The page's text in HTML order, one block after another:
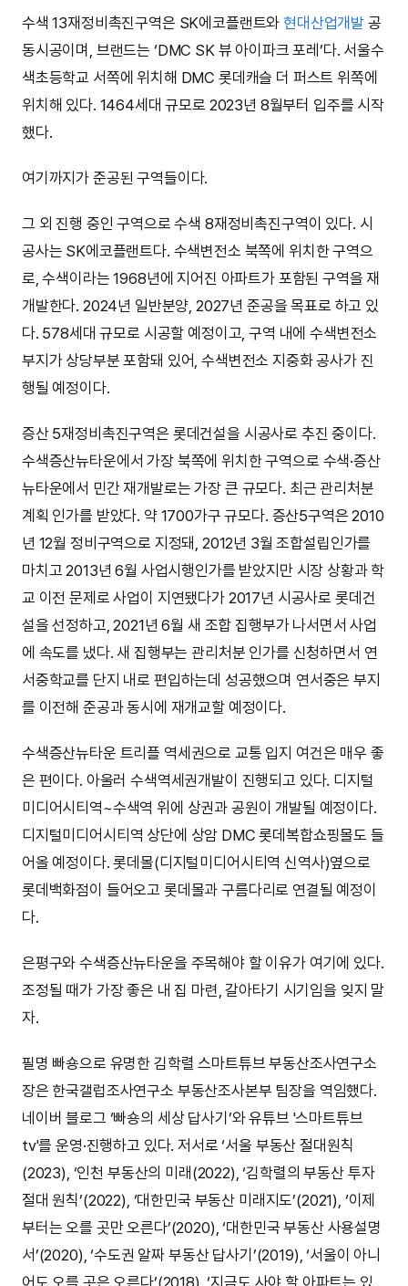
수색 13재정비촉진구역은 SK에코플랜트와현대산업개발 공
동시공이며, 브랜드는 ‘DMC SK 뷰 아이파크 포레’다. 서울수
색초등학교 서쪽에 위치해 DMC 롯데캐슬 더 퍼스트 위쪽에
위치해 있다. 1464세대 규모로 2023년 8월부터 입주를 시작
했다.
여기까지가 준공된 구역들이다.
그 외 진행 중인 구역으로 수색 8재정비촉진구역이 있다. 시
공사는 SK에코플랜트다. 수색변전소 북쪽에 위치한 구역으
로, 수색이라는 1968년에 지어진 아파트가 포함된 구역을 재
개발한다. 2024년 일반분양, 2027년 준공을 목표로 하고 있
다. 578세대 규모로 시공할 예정이고, 구역 내에 수색변전소
부지가 상당부분 포함돼 있어, 수색변전소 지중화 공사가 진
행될 예정이다.
증산 5재정비촉진구역은 롯데건설을 시공사로 추진 중이다.
수색증산뉴타운에서 가장 북쪽에 위치한 구역으로 수색·증산
뉴타운에서 민간 재개발로는 가장 큰 규모다. 최근 관리처분
계획 인가를 받았다. 약 1700가구 규모다. 증산5구역은 2010
년 12월 정비구역으로 지정돼, 2012년 3월 조합설립인가를
마치고 2013년 6월 사업시행인가를 받았지만 시장 상황과 학
교 이전 문제로 사업이 지연됐다가 2017년 시공사로 롯데건
설을 선정하고, 2021년 6월 새 조합 집행부가 나서면서 사업
에 속도를 냈다. 새 집행부는 관리처분 인가를 신청하면서 연
서중학교를 단지 내로 편입하는데 성공했으며 연서중은 부지
를 이전해 준공과 동시에 재개교할 예정이다.
수색증산뉴타운 트리플 역세권으로 교통 입지 여건은 매우 좋
은 편이다. 아울러 수색역세권개발이 진행되고 있다. 디지털
미디어시티역~수색역 위에 상권과 공원이 개발될 예정이다.
디지털미디어시티역 상단에 상암 DMC 롯데복합쇼핑몰도 들
어올 예정이다. 롯데몰(디지털미디어시티역 신역사)옆으로
롯데백화점이 들어오고 롯데몰과 구름다리로 연결될 예정이
다.
은평구와 수색증산뉴타운을 주목해야 할 이유가 여기에 있다.
조정될 때가 가장 좋은 내 집 마련, 갈아타기 시기임을 잊지 말
자.
필명 빠숑으로 유명한 김학렬 스마트튜브 부동산조사연구소
장은 한국갤럽조사연구소 부동산조사본부 팀장을 역임했다.
네이버 블로그 ‘빠숑의 세상 답사기’와 유튜브 '스마트튜브
tv'를 운영·진행하고 있다. 저서로 ‘서울 부동산 절대원칙
(2023), ‘인천 부동산의 미래(2022), ‘김학렬의 부동산 투자
절대 원칙’(2022), ‘대한민국 부동산 미래지도’(2021), ‘이제
부터는 오를 곳만 오른다’(2020), ‘대한민국 부동산 사용설명
서’(2020), ‘수도권 알짜 부동산 답사기’(2019), ‘서울이 아니